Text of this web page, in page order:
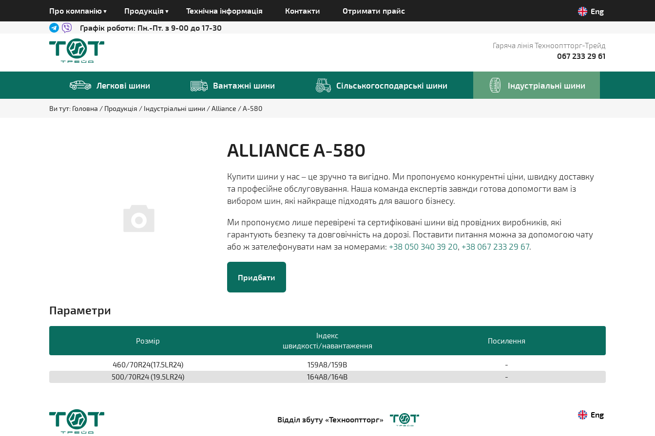
Про компанію Продукція Технічна інформація Контакти Отримати прайс
Eng
Графік роботи: Пн.-Пт. з 9-00 до 17-30
Гаряча лінія Технооптторг-Трейд
067 233 29 61
Легкові шини Вантажні шини Сільськогосподарські шини Iндустріальні шини
Ви тут: Головна Продукція Індустріальні шини Alliance A-580
ALLIANCE A-580
Купити шини у нас – це зручно та вигідно. Ми пропонуємо конкурентні ціни, швидку доставку
та професійне обслуговування. Наша команда експертів завжди готова допомогти вам із
вибором шин, які найкраще підходять для вашого бізнесу.
Ми пропонуємо лише перевірені та сертифіковані шини від провідних виробників, які
гарантують безпеку та довговічність на дорозі. Поставити питання можна за допомогою чату
або ж зателефонувати нам за номерами: +38 050 340 39 20, +38 067 233 29 67.
Придбати
Параметри
Розмір
Індекс
швидкості/навантаження
Посилення
460/70R24(17.5LR24) 159A8/159B
-
500/70R24 (19.5LR24)
164A8/164B -
Відділ збуту «Технооптторг»
Eng